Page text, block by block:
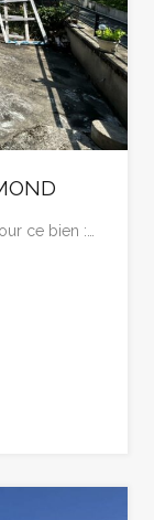
ce bien :…